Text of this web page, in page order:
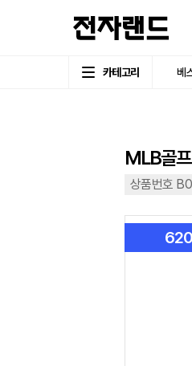
카테고리 베
MLB골
상품번호
620